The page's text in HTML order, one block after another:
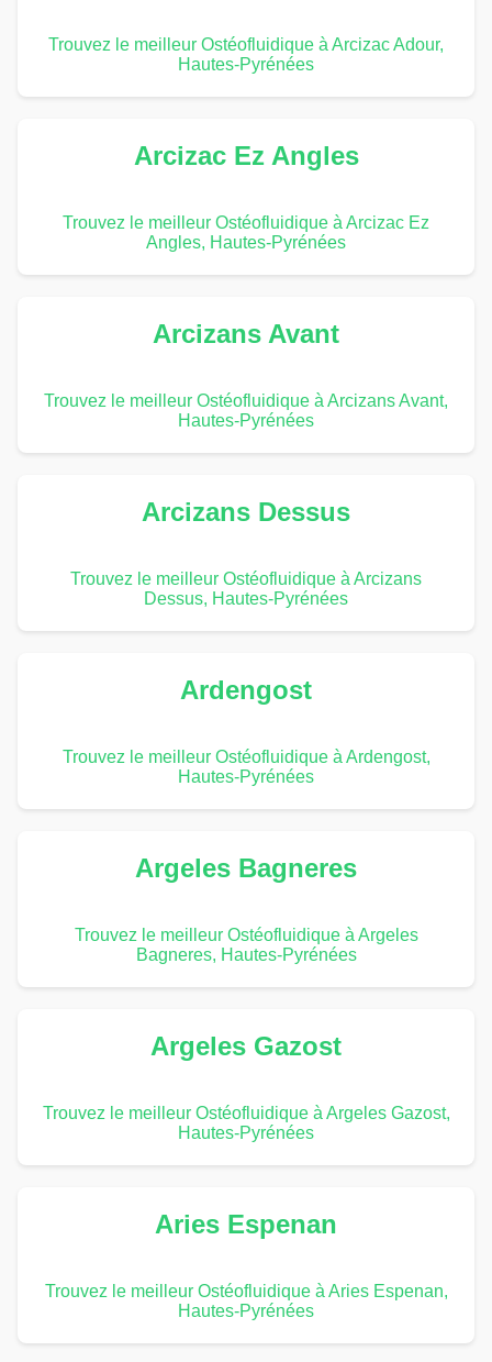
Trouvez le meilleur Ostéofluidique à Arcizac Adour,
Hautes-Pyrénées
Arcizac Ez Angles
Trouvez le meilleur Ostéofluidique à Arcizac Ez
Angles, Hautes-Pyrénées
Arcizans Avant
Trouvez le meilleur Ostéofluidique à Arcizans Avant,
Hautes-Pyrénées
Arcizans Dessus
Trouvez le meilleur Ostéofluidique à Arcizans
Dessus, Hautes-Pyrénées
Ardengost
Trouvez le meilleur Ostéofluidique à Ardengost,
Hautes-Pyrénées
Argeles Bagneres
Trouvez le meilleur Ostéofluidique à Argeles
Bagneres, Hautes-Pyrénées
Argeles Gazost
Trouvez le meilleur Ostéofluidique à Argeles Gazost,
Hautes-Pyrénées
Aries Espenan
Trouvez le meilleur Ostéofluidique à Aries Espenan,
Hautes-Pyrénées